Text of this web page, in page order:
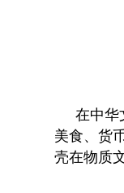
在中华
美食、货
壳在物质